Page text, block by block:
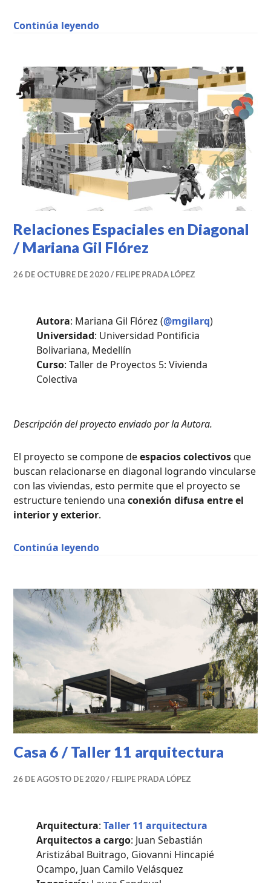
Continúa leyendo“ART BIOTICO / Sara Brand
ACADÉMICOS,
VIVIENDA
COLECTIVA
Relaciones Espaciales en Diagonal
/ Mariana Gil Flórez
26 DE OCTUBRE DE 2020 FELIPE PRADA LÓPEZ
Autora: Mariana Gil Flórez (@mgilarq)
Universidad: Universidad Pontificia
Bolivariana, Medellín
Curso: Taller de Proyectos 5: Vivienda
Colectiva
Descripción del proyecto enviado por la Autora.
El proyecto se compone deespacios colectivosque
buscan relacionarse en diagonal logrando vincularse
con las viviendas, esto permite que el proyecto se
estructure teniendo unaconexión difusa entre el
interior y exterior.
Continúa leyendo“Relaciones Espaciales en
DE
CAMPO,
PROYECTOS
PROFESIONALES
Casa 6 / Taller 11 arquitectura
26 DE AGOSTO DE 2020 FELIPE PRADA LÓPEZ
Arquitectura: Taller 11 arquitectura
Arquitectos a cargo: Juan Sebastián
Aristizábal Buitrago, Giovanni Hincapié
Ocampo, Juan Camilo Velásquez